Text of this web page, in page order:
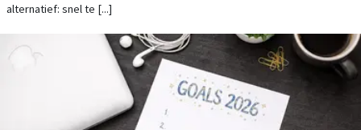
alternatief: snel te [...]